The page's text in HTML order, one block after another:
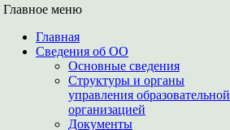
Главное меню
Главная
Сведения об ОО
Основные сведения
Структуры и органы
управления образовательной
организацией
Документы